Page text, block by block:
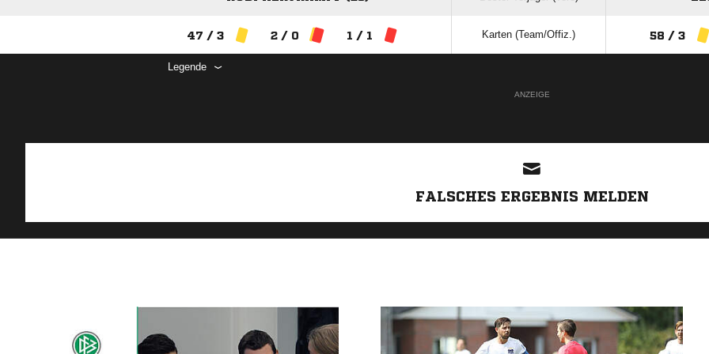
47 / 3 2 / 0 1 / 1 Karten (Team/Offiz.) 58 / 3
Legende
ANZEIGE
FALSCHES ERGEBNIS MELDEN